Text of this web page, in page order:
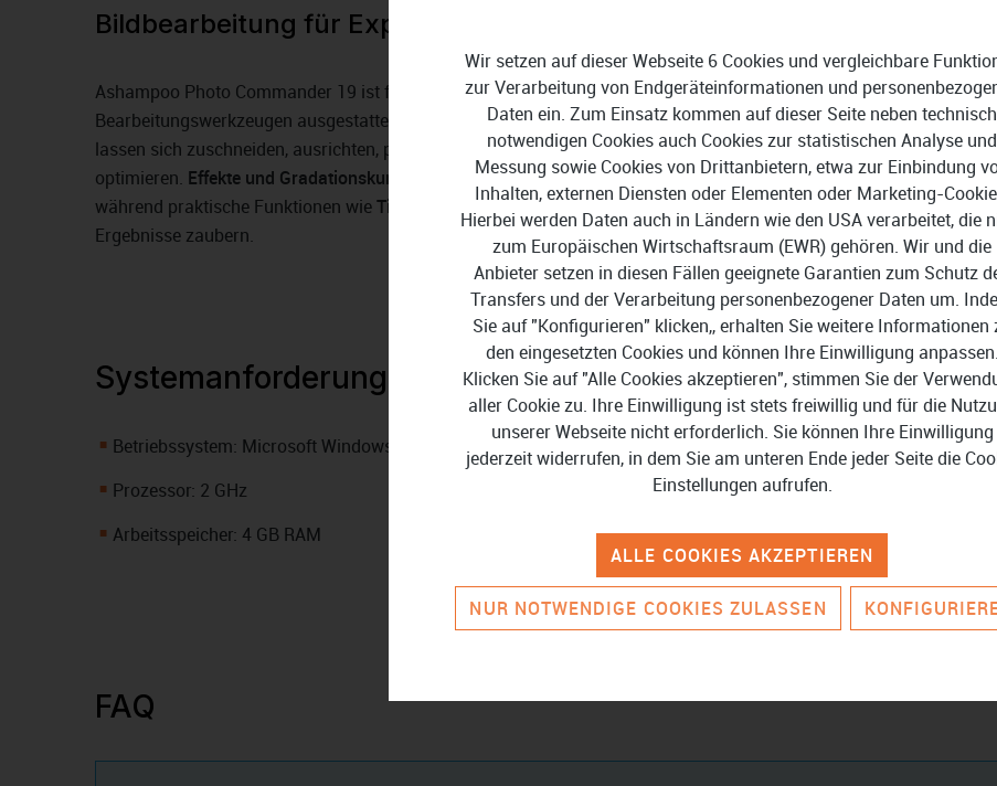
Bildbearbeitung für Experten
Ashampoo Photo Commander 19 ist für Spezialisten mit leistungsfähigen
Bearbeitungswerkzeugen ausgestattet, die auch Profis gerecht werden. Bilder
lassen sich zuschneiden, ausrichten, perspektivisch verändern oder farblich
optimieren. Effekte und Gradationskurven
erweitern Ihre kreativen Möglichkeiten,
während praktische Funktionen wieTilt-Shift-Effekte und Filterbeeindruckende
Ergebnisse zaubern.
Verfügt über
Systemanforderungen
Betriebssystem: Microsoft Windows 11, Windows 10 (jeweils 64-Bit-Versionen)
Prozessor: 2 GHz
Arbeitsspeicher: 4 GB RAM
Freier Festplattenspeicher: 10
Minimale
Für die Produktaktivierung
Programm-Lizenz wird in
FAQ
Wir setzen auf dieser Webseite 6 Cookies und vergleichbare
zur Verarbeitung von Endgeräteinformationen und
Daten ein. Zum Einsatz kommen auf dieser Seite neben technisch
notwendigen Cookies auch Cookies zur statistischen Analyse und
Messung sowie Cookies von Drittanbietern, etwa zur Einbindung
Inhalten, externen Diensten oder Elementen oder Marketing-
Hierbei werden Daten auch in Ländern wie den USA verarbeitet, die
zum Europäischen Wirtschaftsraum (EWR) gehören. Wir und die
Anbieter setzen in diesen Fällen geeignete Garantien zum Schutz
Transfers und der Verarbeitung personenbezogener Daten um.
Sie auf "Konfigurieren" klicken,, erhalten Sie weitere Informationen
den eingesetzten Cookies und können Ihre Einwilligung anpassen.
Klicken Sie auf "Alle Cookies akzeptieren", stimmen Sie der
aller Cookie zu. Ihre Einwilligung ist stets freiwillig und für die
unserer Webseite nicht erforderlich. Sie können Ihre Einwilligung
jederzeit widerrufen, in dem Sie am unteren Ende jeder Seite die
Einstellungen aufrufen.
NUR NOTWENDIGE COOKIES ZULASSEN
ALLE COOKIES AKZEPTIEREN